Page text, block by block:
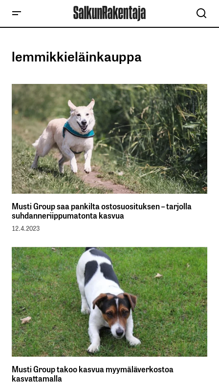
lemmikkieläinkauppa
Musti Group saa pankilta ostosuosituksen – tarjolla
suhdanneriippumatonta kasvua
12.4.2023
Musti Group takoo kasvua myymäläverkostoa
kasvattamalla